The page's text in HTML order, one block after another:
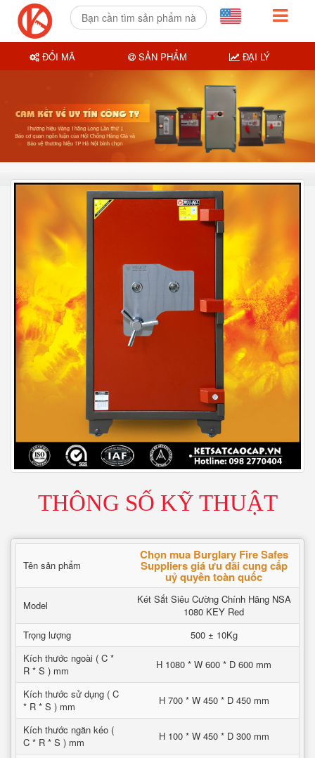
THÔNG SỐ KỸ THUẬT
Tên sản phẩm
Chọn mua Burglary Fire Safes
Suppliers giá ưu đãi cung cấp
uỷ quyền toàn quốc
Model
Két Sắt Siêu Cường Chính Hãng NSA
1080 KEY Red
Trọng lượng
500 ± 10Kg
Kích thước ngoài ( C *
R * S ) mm
H 1080 * W 600 * D 600 mm
Kích thước sử dụng ( C
* R * S ) mm
H 700 * W 450 * D 450 mm
Kích thước ngăn kéo (
C * R * S ) mm
H 100 * W 450 * D 300 mm
ĐỔI MÃ SẢN PHẨM ĐẠI LÝ